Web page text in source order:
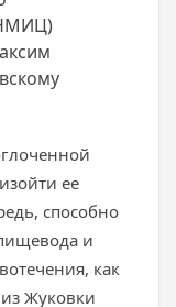
ее
способно
и
как
Жуковки